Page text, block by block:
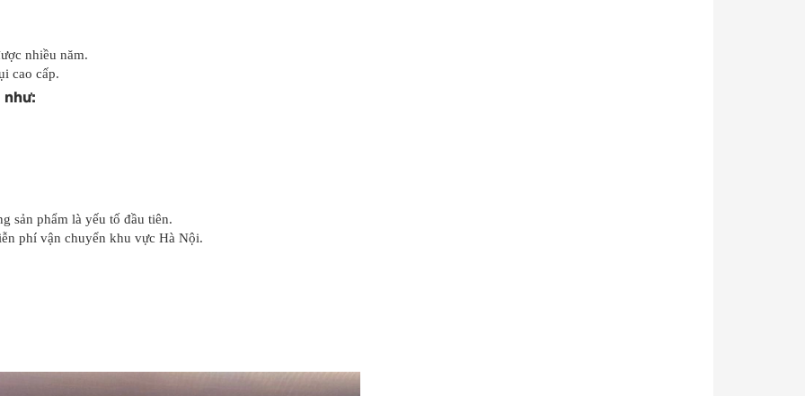
nhiều năm.
cao cấp.
sản phẩm là yếu tố đầu tiên.
phí vận chuyển khu vực Hà Nội.